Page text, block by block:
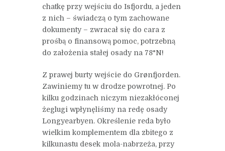
chatkę przy wejściu do Isfjordu, a jeden
z nich – świadczą o tym zachowane
dokumenty – zwracał się do cara z
prośbą o finansową pomoc, potrzebną
do założenia stałej osady na 78°N!
Z prawej burty wejście do Grønfjorden.
Zawiniemy tu w drodze powrotnej. Po
kilku godzinach niczym niezakłóconej
żeglugi wpłynęliśmy na redę osady
Longyearbyen. Określenie reda było
wielkim komplementem dla zbitego z
kilkunastu desek mola-nabrzeża, przy